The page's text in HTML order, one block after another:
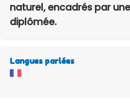
naturel, encadrés par
diplômée.
Langues parlées